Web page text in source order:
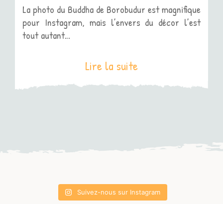
La photo du Buddha de Borobudur est magnifique
pour Instagram, mais l’envers du décor l’est
tout autant…
Lire la suite
Suivez-nous sur Instagram